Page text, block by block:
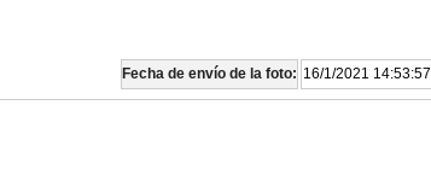
Fecha de envío de la foto: 16/1/2021 14:53:57